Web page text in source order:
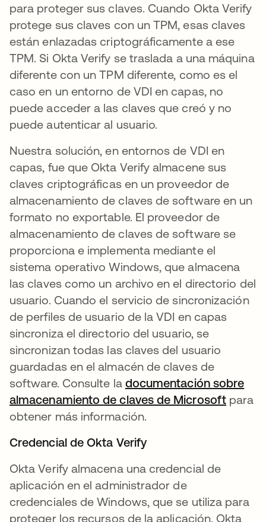
para proteger sus claves. Cuando Okta Verify
protege sus claves con un TPM, esas claves
están enlazadas criptográficamente a ese
TPM. Si Okta Verify se traslada a una máquina
diferente con un TPM diferente, como es el
caso en un entorno de VDI en capas, no
puede acceder a las claves que creó y no
puede autenticar al usuario.
Nuestra solución, en entornos de VDI en
capas, fue que Okta Verify almacene sus
claves criptográficas en un proveedor de
almacenamiento de claves de software en un
formato no exportable. El proveedor de
almacenamiento de claves de software se
proporciona e implementa mediante el
sistema operativo Windows, que almacena
las claves como un archivo en el directorio del
usuario. Cuando el servicio de sincronización
de perfiles de usuario de la VDI en capas
sincroniza el directorio del usuario, se
sincronizan todas las claves del usuario
guardadas en el almacén de claves de
software. Consulte la documentación sobre
almacenamiento de claves de Microsoftse
para
obtener más información.
Credencial de Okta Verify
Okta Verify almacena una credencial de
aplicación en el administrador de
credenciales de Windows, que se utiliza para
proteger los recursos de la aplicación. Okta